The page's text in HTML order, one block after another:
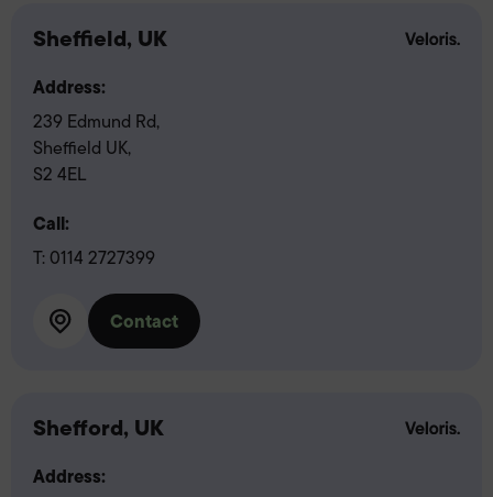
Sheffield, UK
Address:
239 Edmund Rd,
Sheffield UK,
S2 4EL
Call:
T: 0114 2727399
Contact
Shefford, UK
Address: